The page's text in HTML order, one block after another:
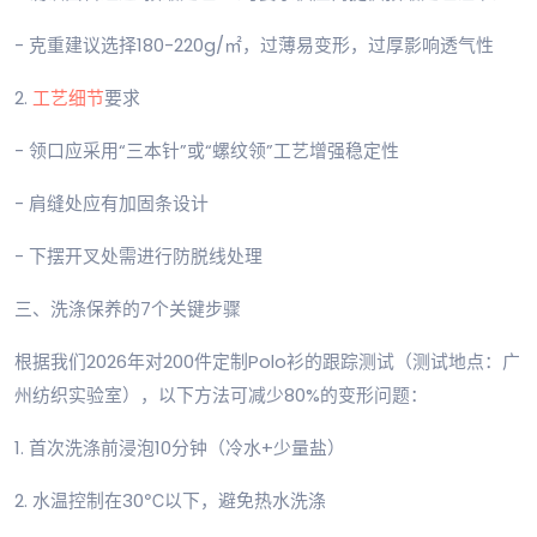
- 克重建议选择180-220g/㎡，过薄易变形，过厚影响透气性
2. 工艺细节要求
- 领口应采用“三本针”或“螺纹领”工艺增强稳定性
- 肩缝处应有加固条设计
- 下摆开叉处需进行防脱线处理
三、洗涤保养的7个关键步骤
根据我们2026年对200件定制Polo衫的跟踪测试（测试地点：广
州纺织实验室），以下方法可减少80%的变形问题：
1. 首次洗涤前浸泡10分钟（冷水+少量盐）
2. 水温控制在30℃以下，避免热水洗涤